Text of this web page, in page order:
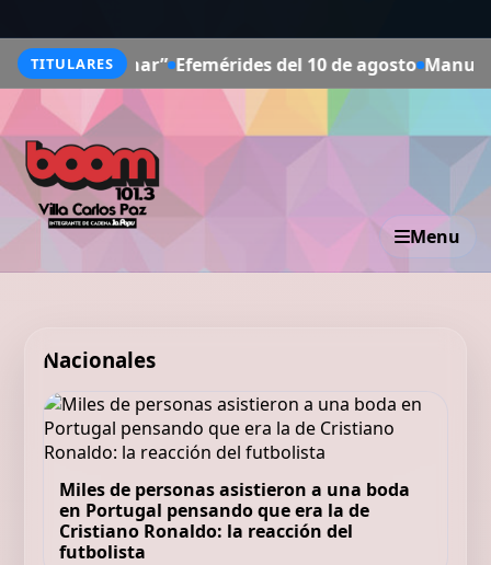
TITULARES
Efemérides del 10 de agosto Manuel Martín
Menu
Nacionales
Miles de personas asistieron a una boda
en Portugal pensando que era la de
Cristiano Ronaldo: la reacción del
futbolista